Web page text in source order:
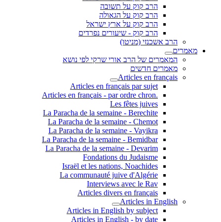
הרב קוק על תשובה
הרב קוק על הגאולה
הרב קוק על ארץ ישראל
הרב קוק - שיעורים נפרדים
הרב אשכנזי (מניטו)
מאמרים
המאמרים של הרב אורי שרקי לפי נושא
מאמרים חדשים
Articles en français
Articles en français par sujet
.Articles en français - par ordre chron
Les fêtes juives
La Paracha de la semaine - Berechite
La Paracha de la semaine - Chemot
La Paracha de la semaine - Vayikra
La Paracha de la semaine - Bemidbar
La Paracha de la semaine - Devarim
Fondations du Judaisme
Israël et les nations, Noachides
La communauté juive d'Algérie
Interviews avec le Rav
Articles divers en français
Articles in English
Articles in English by subject
Articles in English - by date